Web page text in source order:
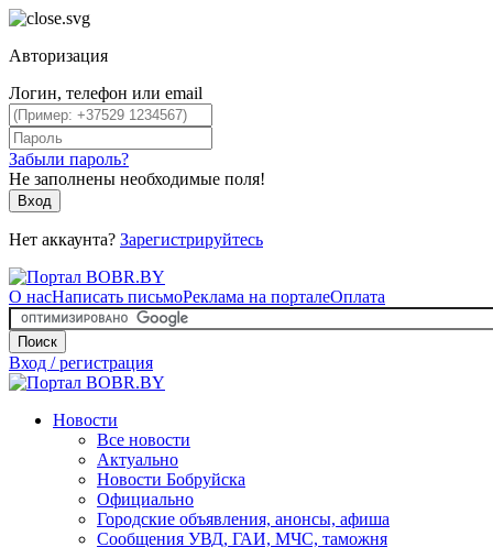
Авторизация
Логин, телефон или email
Забыли пароль?
Не заполнены необходимые поля!
Вход
Нет аккаунта? Зарегистрируйтесь
О насНаписать письмоРеклама на порталеОплата
Поиск
Вход / регистрация
Новости
Все новости
Актуально
Новости Бобруйска
Официально
Городские объявления, анонсы, афиша
Сообщения УВД, ГАИ, МЧС, таможня